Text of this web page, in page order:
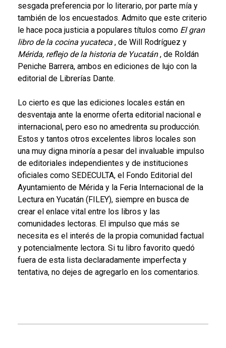
sesgada preferencia por lo literario, por parte mía y
también de los encuestados. Admito que este criterio
le hace poca justicia a populares títulos como El gran
libro de la cocina yucateca , de Will Rodríguez y
Mérida, reflejo de la historia de Yucatán , de Roldán
Peniche Barrera, ambos en ediciones de lujo con la
editorial de Librerías Dante.
Lo cierto es que las ediciones locales están en
desventaja ante la enorme oferta editorial nacional e
internacional, pero eso no amedrenta su producción.
Estos y tantos otros excelentes libros locales son
una muy digna minoría a pesar del invaluable impulso
de editoriales independientes y de instituciones
oficiales como SEDECULTA, el Fondo Editorial del
Ayuntamiento de Mérida y la Feria Internacional de la
Lectura en Yucatán (FILEY), siempre en busca de
crear el enlace vital entre los libros y las
comunidades lectoras. El impulso que más se
necesita es el interés de la propia comunidad factual
y potencialmente lectora. Si tu libro favorito quedó
fuera de esta lista declaradamente imperfecta y
tentativa, no dejes de agregarlo en los comentarios.